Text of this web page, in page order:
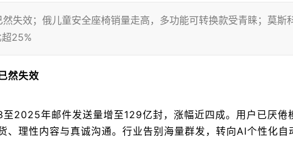
失效；俄儿童安全座椅销量走高，多功能可转换款受青睐；莫斯
25%
然失效
2025年邮件发送量增至129亿封，涨幅近四成。用户已厌倦
、理性内容与真诚沟通。行业告别海量群发，转向AI个性化自